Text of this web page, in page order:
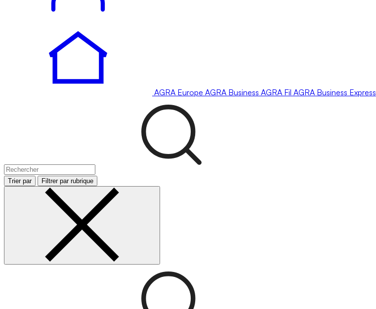
AGRA Europe AGRA Business AGRA Fil AGRA Business Express
Trier par Filtrer par rubrique